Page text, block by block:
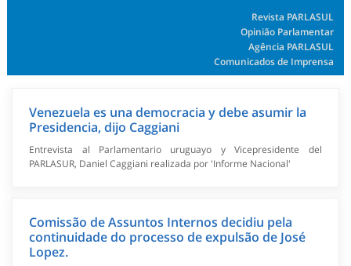
Revista PARLASUL
Opinião Parlamentar
Agência PARLASUL
Comunicados de Imprensa
Venezuela es una democracia y debe asumir la
Presidencia, dijo Caggiani
Entrevista al Parlamentario uruguayo y Vicepresidente del
PARLASUR, Daniel Caggiani realizada por 'Informe Nacional'
Comissão de Assuntos Internos decidiu pela
continuidade do processo de expulsão de José
Lopez.